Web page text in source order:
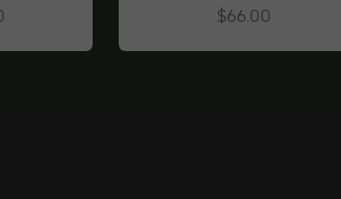
Angebot
$66.00